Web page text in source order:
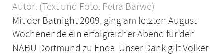
Autor: (Text und Foto: Petra Barwe)
Mit der Batnight 2009, ging am letzten August
Wochenende ein erfolgreicher Abend für den
NABU Dortmund zu Ende. Unser Dank gilt Volker